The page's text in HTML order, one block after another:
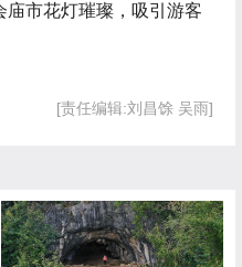
市花灯璀璨，吸引游客
[责任编辑:刘昌馀 吴雨]